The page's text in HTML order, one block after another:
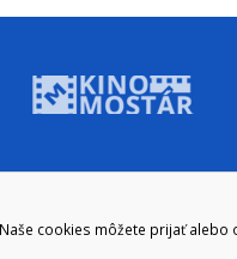
cookies môžete prijať alebo
ADRESA